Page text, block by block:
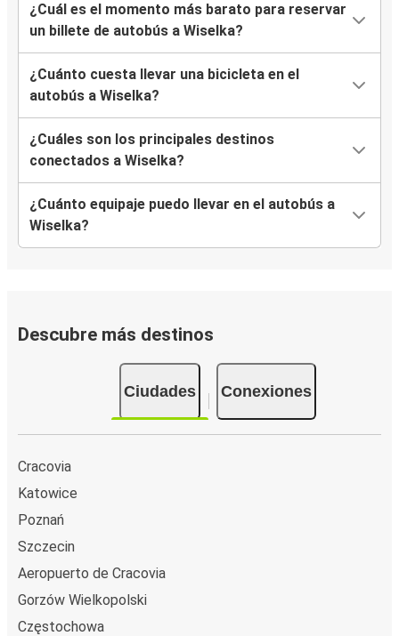
¿Cuál es el momento más barato para reservar
un billete de autobús a Wiselka?
¿Cuánto cuesta llevar una bicicleta en el
autobús a Wiselka?
¿Cuáles son los principales destinos
conectados a Wiselka?
¿Cuánto equipaje puedo llevar en el autobús a
Wiselka?
Descubre más destinos
Ciudades Conexiones
Cracovia
Katowice
Poznań
Szczecin
Aeropuerto de Cracovia
Gorzów Wielkopolski
Częstochowa